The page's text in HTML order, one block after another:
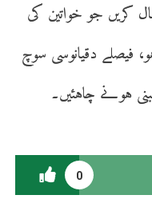
کریں جو خواتین کی
فیصلے دقیانوسی سوچ
0